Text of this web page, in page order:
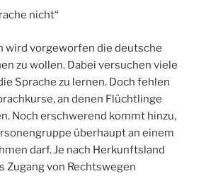
nicht“
wird vorgeworfen die deutsche
zu wollen. Dabei versuchen viele
Sprache zu lernen. Doch fehlen
an denen Flüchtlinge
Noch erschwerend kommt hinzu,
überhaupt an einem
darf. Je nach Herkunftsland
Zugang von Rechtswegen